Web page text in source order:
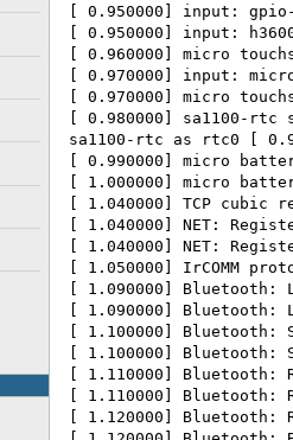
[ 0.950000] input:
[ 0.950000] input:
[ 0.960000] micro
[ 0.970000] input:
[ 0.970000] micro
[ 0.980000] sa1100-
sa1100-rtc as rtc0 [
[ 0.990000] micro
[ 1.000000] micro
[ 1.040000] TCP cubic
[ 1.040000] NET:
[ 1.040000] NET:
[ 1.050000] IrCOMM
[ 1.090000] Bluetooth:
[ 1.090000] Bluetooth:
[ 1.100000] Bluetooth:
[ 1.100000]
[ 1.110000] Bluetooth:
[ 1.110000] Bluetooth:
[ 1.120000] Bluetooth: